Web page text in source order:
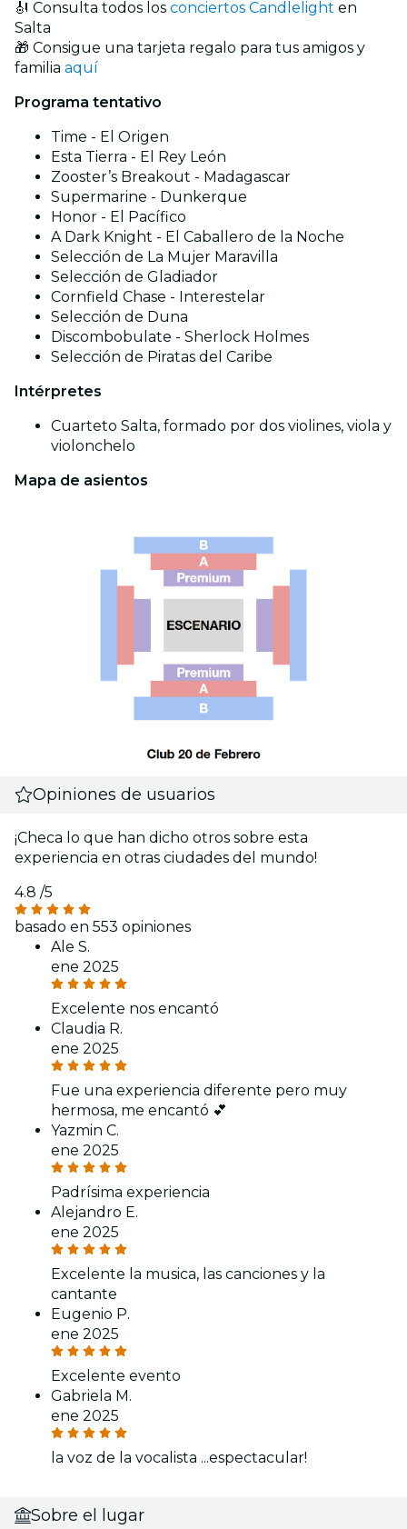
🎻 Consulta todos los conciertos Candlelight en
Salta
🎁 Consigue una tarjeta regalo para tus amigos y
familia aquí
Programa tentativo
Time - El Origen
Esta Tierra - El Rey León
Zooster’s Breakout - Madagascar
Supermarine - Dunkerque
Honor - El Pacífico
A Dark Knight - El Caballero de la Noche
Selección de La Mujer Maravilla
Selección de Gladiador
Cornfield Chase - Interestelar
Selección de Duna
Discombobulate - Sherlock Holmes
Selección de Piratas del Caribe
Intérpretes
Cuarteto Salta, formado por dos violines, viola y
violonchelo
Mapa de asientos
Opiniones de usuarios
¡Checa lo que han dicho otros sobre esta
experiencia en otras ciudades del mundo!
4.8 /5
basado en 553 opiniones
Ale S.
ene 2025
Excelente nos encantó
Claudia R.
ene 2025
Fue una experiencia diferente pero muy
hermosa, me encantó 💕
Yazmin C.
ene 2025
Padrísima experiencia
Alejandro E.
ene 2025
Excelente la musica, las canciones y la
cantante
Eugenio P.
ene 2025
Excelente evento
Gabriela M.
ene 2025
la voz de la vocalista ...espectacular!
Sobre el lugar